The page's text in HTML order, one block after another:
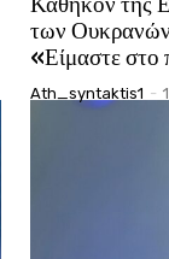
των
«Είμαστε στο
Ath_syntaktis1 -